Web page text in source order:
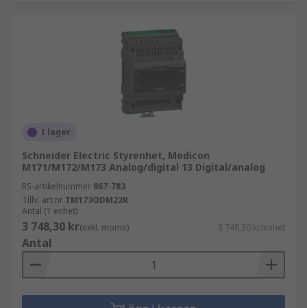
I lager
Schneider Electric Styrenhet, Modicon
M171/M172/M173 Analog/digital 13 Digital/analog
RS-artikelnummer 867-783
Tillv. art.nr TM173ODM22R
Antal (1 enhet)
3 748,30 kr(exkl. moms) 3 748,30 kr/enhet
Antal